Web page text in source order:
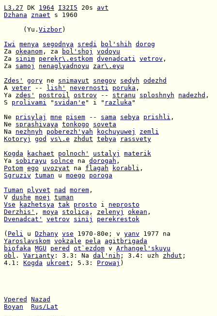
L3.27 DK 1964 I32I5 20s avt
Dzhana
znaet s 1960
     (Yu.
Vizbor)
Iwi menya segodnya sredi bol'shih dorog
Za okeanom , za bol'shoj
vodoyu
Za sinim perekr\.estkom dvenadcati vetrov
Za samoj nenaglyadnoyu
zar\.eyu
Zdes'
gory ne snimayut snegov sedyh odezhd
A veter -- lish' nevernosti poruka
Ya zdes' postroil ostrov -- stranu sploshnyh nadezhd
S prolivami " svidan'e " i " razluka "
Ne prisylaj mne pisem -- sama sebya prishli
Ne sprashivaya tonkogo
soveta
Na nezhnyh poberezh'yah kochuyuwej
zemli
Kotoryj
god vs\.e zhdut tebya
rassvety
Kogda
kachaet polnoch' ustalyj
materik
Ya sobirayu solnce na dorogah
Potom ego uvozyat na flagah korabli
Sgruziv tuman u moego
poroga
Tuman
plyvet nad morem
V dushe moej
tuman
Vse
kazhetsya tak prosto i neprosto
Derzhis' , moya stolica , zelenyj okean
Dvenadcat'
vetrov sinij
perekrestok
( Peli u Dzhany vse 1970-80e; v yanv
Yaroslavskom vokzale pela
agitbrigada
biofaka MGU pered ot`ezdom v Arhangel'skuyu
obl . Varianty : 3.3: Na dal'nih ; 3.4: uzh zhdut
4.1: Kogda ukroet ; 5.3: Prowaj )
Vpered
Nazad
Boyan
Rus/Lat